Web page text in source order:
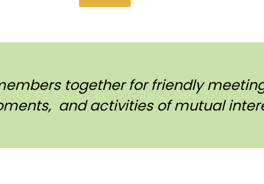
together for friendly
and activities of mutual